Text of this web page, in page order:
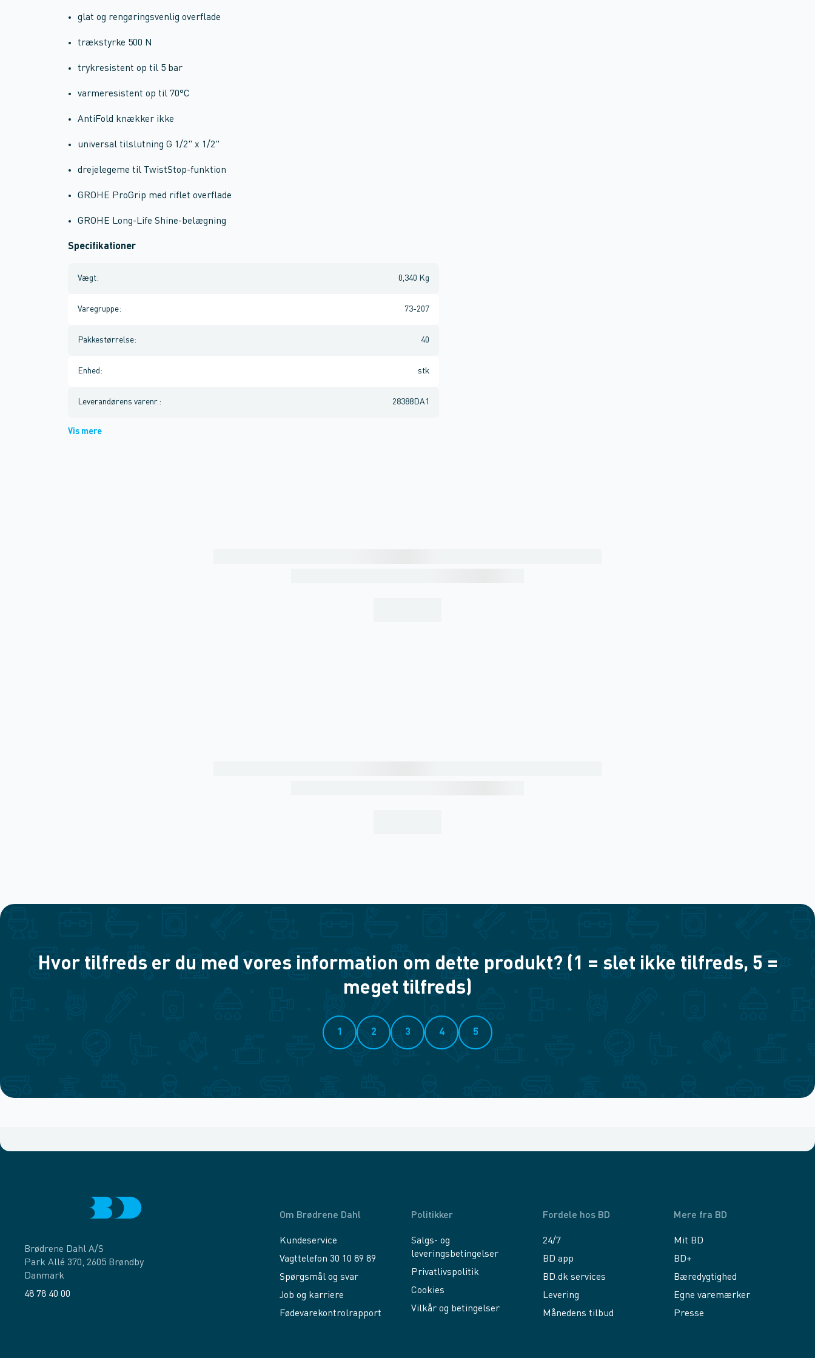
glat og rengøringsvenlig overflade
trækstyrke 500 N
trykresistent op til 5 bar
varmeresistent op til 70°C
AntiFold knækker ikke
universal tilslutning G 1/2" x 1/2"
drejelegeme til TwistStop-funktion
GROHE ProGrip med riflet overflade
GROHE Long-Life Shine-belægning
Specifikationer
Vægt: 0,340 Kg
Varegruppe: 73-207
Pakkestørrelse: 40
Enhed : stk
Leverandørens varenr. : 28388DA1
Vis mere
Hvor tilfreds er du med vores information om dette produkt? (1 = slet ikke tilfreds, 5 =
meget tilfreds)
1 2 3 4 5
Brødrene Dahl A/S
Park Allé 370, 2605 Brøndby
Danmark
48 78 40 00
Om Brødrene Dahl
Kundeservice
Vagttelefon 30 10 89 89
Spørgsmål og svar
Job og karriere
Fødevarekontrolrapport
Politikker
Salgs- og
leveringsbetingelser
Privatlivspolitik
Cookies
Vilkår og betingelser
Fordele hos BD
24/7
BD app
BD.dk services
Levering
Månedens tilbud
Mere fra BD
Mit BD
BD+
Bæredygtighed
Egne varemærker
Presse